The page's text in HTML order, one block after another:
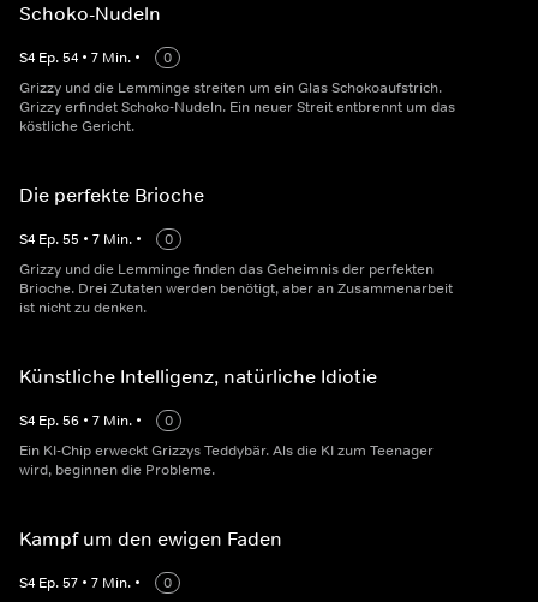
Schoko-Nudeln
S4 Ep.54 • 7 Min. •
0
Grizzy und die Lemminge streiten um ein Glas Schokoaufstrich.
Grizzy erfindet Schoko-Nudeln. Ein neuer Streit entbrennt um das
köstliche Gericht.
Die perfekte Brioche
S4 Ep.55 • 7 Min. •
0
Grizzy und die Lemminge finden das Geheimnis der perfekten
Brioche. Drei Zutaten werden benötigt, aber an Zusammenarbeit
ist nicht zu denken.
Künstliche Intelligenz, natürliche Idiotie
S4 Ep.56 • 7 Min. •
0
Ein KI-Chip erweckt Grizzys Teddybär. Als die KI zum Teenager
wird, beginnen die Probleme.
Kampf um den ewigen Faden
S4 Ep.57 • 7 Min. •
0